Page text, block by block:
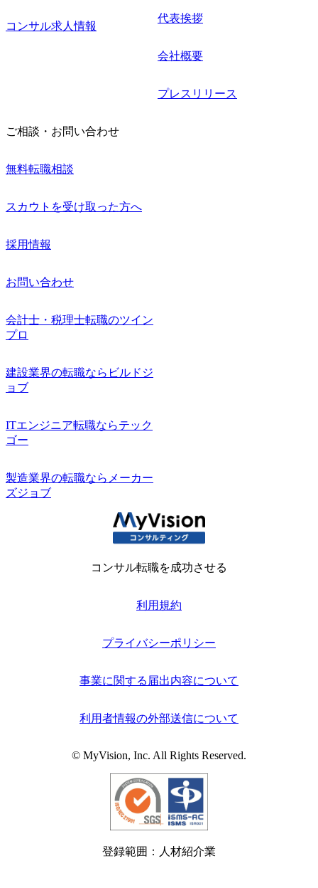
コンサル求人情報
代表挨拶
会社概要
プレスリリース
ご相談・お問い合わせ
無料転職相談
スカウトを受け取った方へ
採用情報
お問い合わせ
会計士・税理士転職のツイン
プロ
建設業界の転職ならビルドジ
ョブ
ITエンジニア転職ならテック
ゴー
製造業界の転職ならメーカー
ズジョブ
コンサル転職を成功させる
利用規約
プライバシーポリシー
事業に関する届出内容について
利用者情報の外部送信について
© MyVision, Inc. All Rights Reserved.
登録範囲：人材紹介業